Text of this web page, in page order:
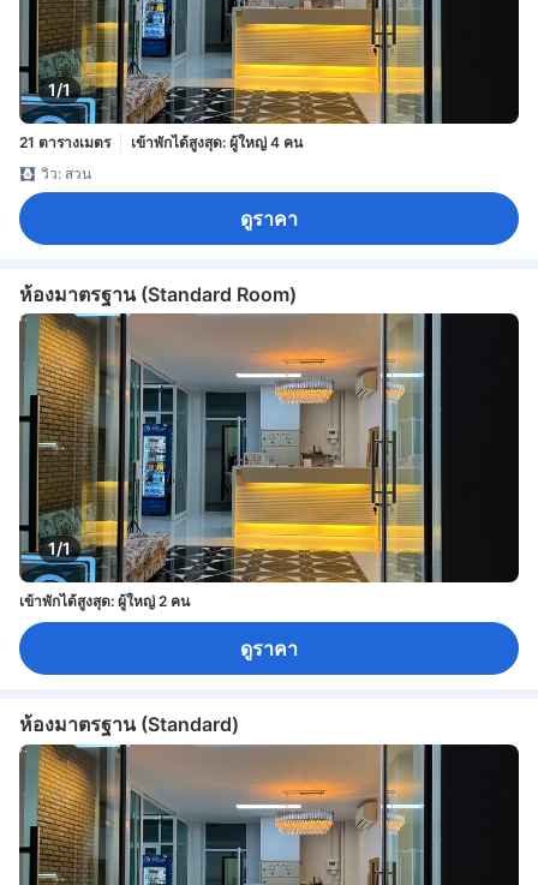
1/1
21 ตารางเมตร
เข้าพักได้สูงสุด: ผู้ใหญ่ 4 คน
วิว: สวน
ดูราคา
ห้องมาตรฐาน (Standard Room)
1/1
เข้าพักได้สูงสุด: ผู้ใหญ่ 2 คน
ดูราคา
ห้องมาตรฐาน (Standard)